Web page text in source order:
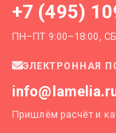
+7 (495)
ПН–ПТ 9:00–18:00,
ЭЛЕКТРОННАЯ
Пришлём расчёт и